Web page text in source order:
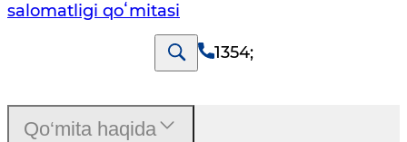
salomatligi qoʻmitasi
1354;
Qo‘mita haqida